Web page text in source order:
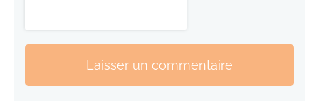
Laisser un commentaire